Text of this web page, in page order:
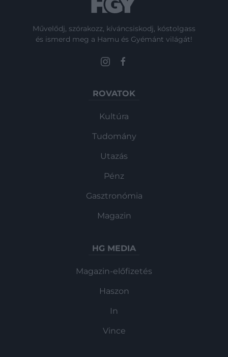
Művelődj, szórakozz, kíváncsiskodj, kóstolgass
és ismerd meg a Hamu és Gyémánt világát!
ROVATOK
Kultúra
Tudomány
Utazás
Pénz
Gasztronómia
Magazin
HG MEDIA
Magazin-előfizetés
Haszon
In
Vince